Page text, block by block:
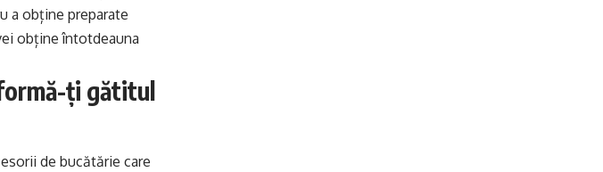
a obține preparate
obține întotdeauna
ți gătitul
de bucătărie care